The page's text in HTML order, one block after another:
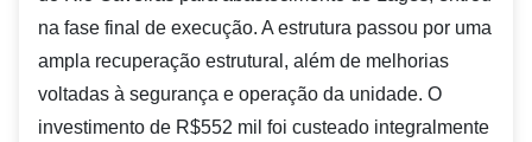
na fase final de execução. A estrutura passou por uma
ampla recuperação estrutural, além de melhorias
voltadas à segurança e operação da unidade. O
investimento de R$552 mil foi custeado integralmente